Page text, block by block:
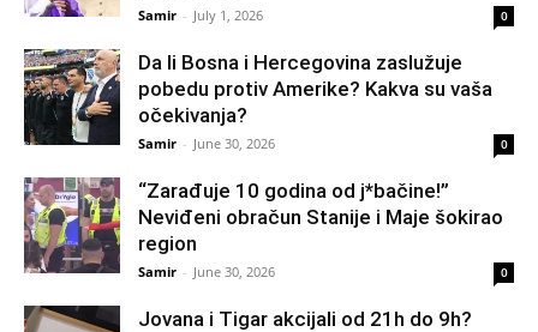
Samir - July 1, 2026 0
Da li Bosna i Hercegovina zaslužuje
pobedu protiv Amerike? Kakva su vaša
očekivanja?
Samir - June 30, 2026 0
“Zarađuje 10 godina od j*bačine!”
Neviđeni obračun Stanije i Maje šokirao
region
Samir - June 30, 2026 0
Jovana i Tigar akcijali od 21h do 9h?